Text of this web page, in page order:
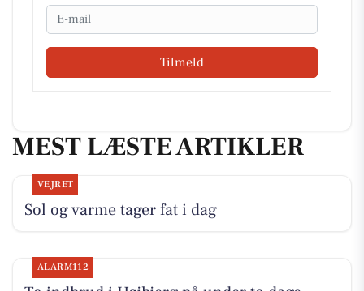
Email
Tilmeld
MEST LÆSTE ARTIKLER
VEJRET
Sol og varme tager fat i dag
ALARM112